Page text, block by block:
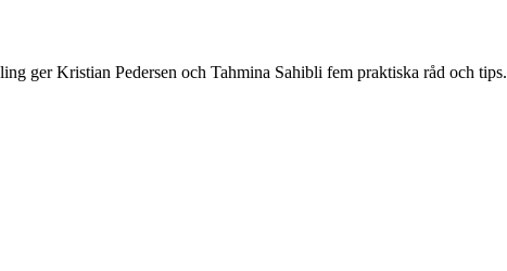
ger Kristian Pedersen och Tahmina Sahibli fem praktiska råd och tips.